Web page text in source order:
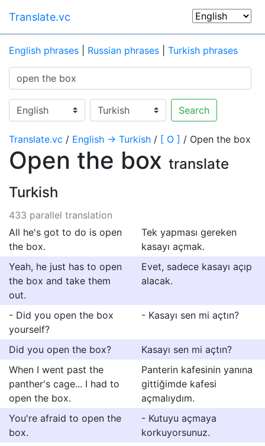
Translate.vc
English phrases Russian phrases Turkish phrases
Search
Translate.vc / English → Turkish / [ O ] / Open the box
Open the box translate
Turkish
433 parallel translation
All he's got to do is open
the box.
Tek yapması gereken
kasayı açmak.
Yeah, he just has to open
the box and take them
out.
Evet, sadece kasayı açıp
alacak.
- Did you open the box
yourself?
- Kasayı sen mi açtın?
Did you open the box?
Kasayı sen mi açtın?
When I went past the
panther's cage... I had to
open the box.
Panterin kafesinin yanına
gittiğimde kafesi
açmalıydım.
You're afraid to open the
box.
- Kutuyu açmaya
korkuyorsunuz.